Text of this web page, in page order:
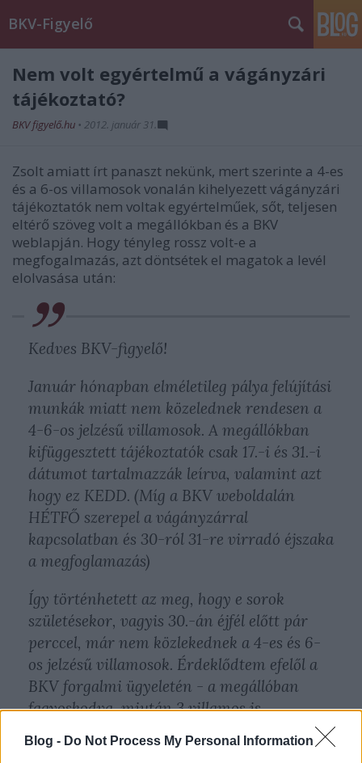
Blog - Do Not Process My Personal Information
BKV-Figyelő
Nem volt egyértelmű a vágányzári
tájékoztató?
BKV figyelő.hu • 2012. január 31.
Zsolt amiatt írt panaszt nekünk, mert szerinte a 4-es
és a 6-os villamosok vonalán kihelyezett vágányzári
tájékoztatók nem voltak egyértelműek, sőt, teljesen
eltérő szöveg volt a megállókban és a BKV
weblapján. Hogy tényleg rossz volt-e a
megfogalmazás, azt döntsétek el magatok a levél
elolvasása után:
Kedves BKV-figyelő!
Január hónapban elméletileg pálya felújítási
munkák miatt nem közelednek rendesen a
4-6-os jelzésű villamosok. A megállókban
kifüggesztett tájékoztatók csak 17.-i és 31.-i
dátumot tartalmazzák leírva, valamint azt
hogy ez KEDD. (Míg a BKV weboldalán
HÉTFŐ szerepel a vágányzárral
kapcsolatban és 30-ról 31-re virradó éjszaka
a megfoglamazás)
Így történhetett az meg, hogy e sorok
születésekor, vagyis 30.-án éjfél előtt pár
perccel, már nem közlekednek a 4-es és 6-
os jelzésű villamosok. Érdeklődtem efelől a
BKV forgalmi ügyeletén - a megállóban
fagyoskodva, miután 3 villamos is
kocsiszínbe gördült az orrom előtt - hogy ez
mégis micsoda, ha itt előttem feketén-